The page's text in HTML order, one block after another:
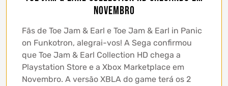
Novembro
Fãs de Toe Jam & Earl e Toe Jam & Earl in Panic
on Funkotron, alegrai-vos! A Sega confirmou
que Toe Jam & Earl Collection HD chega a
Playstation Store e a Xbox Marketplace em
Novembro. A versão XBLA do game terá os 2